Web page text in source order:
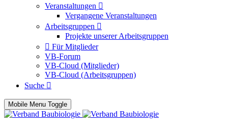
Veranstaltungen
Vergangene Veranstaltungen
Arbeitsgruppen
Projekte unserer Arbeitsgruppen
Für Mitglieder
VB-Forum
VB-Cloud (Mitglieder)
VB-Cloud (Arbeitsgruppen)
Suche
Mobile Menu Toggle